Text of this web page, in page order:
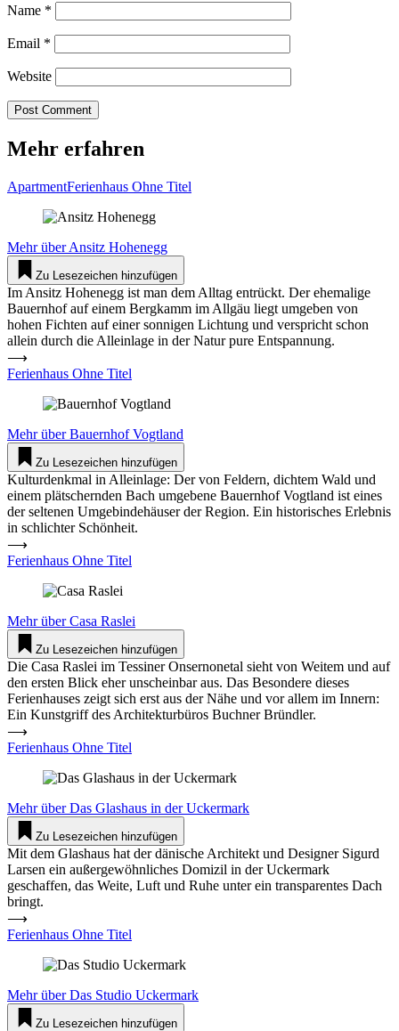
Name *
Email *
Website
Mehr erfahren
ApartmentFerienhaus Ohne Titel
Mehr überAnsitz Hohenegg
Zu Lesezeichen hinzufügen
Im Ansitz Hohenegg ist man dem Alltag entrückt. Der ehemalige
Bauernhof auf einem Bergkamm im Allgäu liegt umgeben von
hohen Fichten auf einer sonnigen Lichtung und verspricht schon
allein durch die Alleinlage in der Natur pure Entspannung.
⟶
Ferienhaus Ohne Titel
Mehr überBauernhof Vogtland
Zu Lesezeichen hinzufügen
Kulturdenkmal in Alleinlage: Der von Feldern, dichtem Wald und
einem plätschernden Bach umgebene Bauernhof Vogtland ist eines
der seltenen Umgebindehäuser der Region. Ein historisches Erlebnis
in schlichter Schönheit.
⟶
Ferienhaus Ohne Titel
Mehr überCasa Raslei
Zu Lesezeichen hinzufügen
Die Casa Raslei im Tessiner Onsernonetal sieht von Weitem und auf
den ersten Blick eher unscheinbar aus. Das Besondere dieses
Ferienhauses zeigt sich erst aus der Nähe und vor allem im Innern:
Ein Kunstgriff des Architekturbüros Buchner Bründler.
⟶
Ferienhaus Ohne Titel
Mehr überDas Glashaus in der Uckermark
Zu Lesezeichen hinzufügen
Mit dem Glashaus hat der dänische Architekt und Designer Sigurd
Larsen ein außergewöhnliches Domizil in der Uckermark
geschaffen, das Weite, Luft und Ruhe unter ein transparentes Dach
bringt.
⟶
Ferienhaus Ohne Titel
Mehr überDas Studio Uckermark
Zu Lesezeichen hinzufügen